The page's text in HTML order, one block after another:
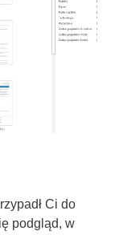
Ci do
podgląd, w